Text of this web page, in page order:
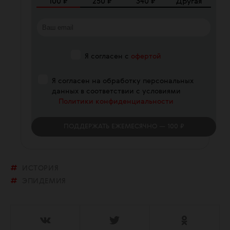
Я согласен с офертой
Я согласен на обработку персональных
данных в соответствии с условиями
Политики конфиденциальности